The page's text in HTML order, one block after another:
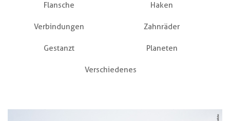
Flansche Haken
Verbindungen Zahnräder
Gestanzt Planeten
Verschiedenes